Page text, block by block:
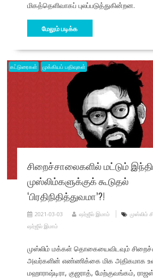
மிகத்தெளிவாகப் புலப்படுத்துகின்றன.
மேலும் படிக்க
கட்டுரைகள் முக்கியப் பதிவுகள்
சிறைச்சாலைகளில் மட்டும்
முஸ்லிம்களுக்குக் கூடுதல்
‘பிரதிநிதித்துவமா’?!
2021-03-03 ஷர்ஜீல் இமாம் முஸ்லிம்
ஷர்ஜீல் இமாம்
முஸ்லிம் மக்கள் தொகையைவிடவும்
அவர்களின் எண்ணிக்கை மிக அதிகமாக
மஹாராஷ்டிரா, குஜராத், மேற்குவங்கம்,